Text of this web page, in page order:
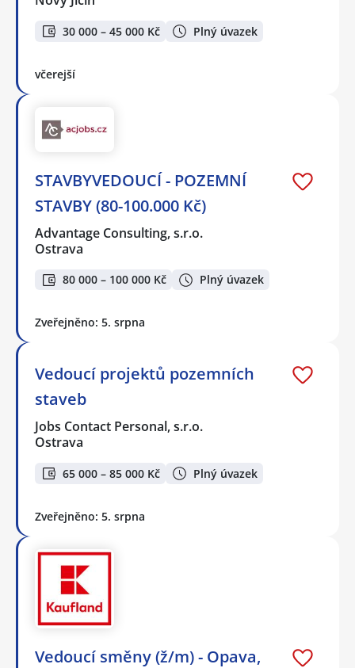
30 000 – 45 000 Kč Plný úvazek
včerejší
STAVBYVEDOUCÍ - POZEMNÍ
STAVBY (80-100.000 Kč)
Advantage Consulting, s.r.o.
Ostrava
80 000 – 100 000 Kč Plný úvazek
Zveřejněno: 5. srpna
Vedoucí projektů pozemních
staveb
Jobs Contact Personal, s.r.o.
Ostrava
65 000 – 85 000 Kč Plný úvazek
Zveřejněno: 5. srpna
Vedoucí směny (ž/m) - Opava,